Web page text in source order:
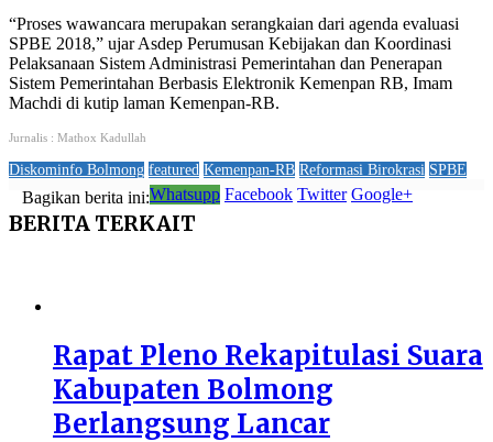
“Proses wawancara merupakan serangkaian dari agenda evaluasi
SPBE 2018,” ujar Asdep Perumusan Kebijakan dan Koordinasi
Pelaksanaan Sistem Administrasi Pemerintahan dan Penerapan
Sistem Pemerintahan Berbasis Elektronik Kemenpan RB, Imam
Machdi di kutip laman Kemenpan-RB.
Jurnalis : Mathox Kadullah
Diskominfo Bolmong featured Kemenpan-RB Reformasi Birokrasi SPBE
Bagikan berita ini:Whatsupp Facebook Twitter Google+
BERITA TERKAIT
Rapat Pleno Rekapitulasi Suara
Kabupaten Bolmong
Berlangsung Lancar